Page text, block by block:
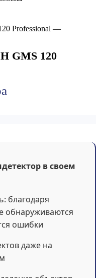
GMS 120
в своем
благодаря
обнаруживаются
ошибки
даже на